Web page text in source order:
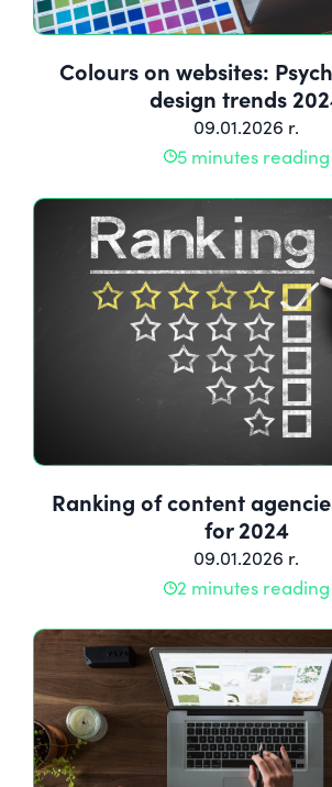
Colours on websites:
design trends
09.01.2026 r.
5 minutes reading
Ranking of content
for 2024
09.01.2026 r.
2 minutes reading